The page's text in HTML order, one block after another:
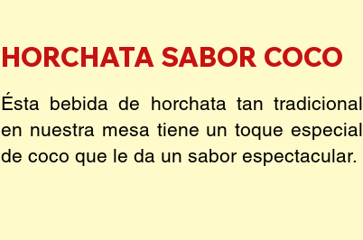
HORCHATA SABOR COCO
Ésta bebida de horchata tan tradicional
en nuestra mesa tiene un toque especial
de coco que le da un sabor espectacular.